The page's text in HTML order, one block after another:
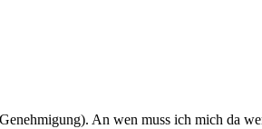
An wen muss ich mich da